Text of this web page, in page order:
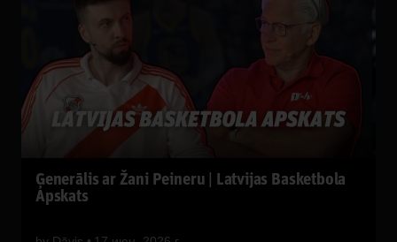
Ģenerālis ar Žani Peineru | Latvijas Basketbola
Apskats